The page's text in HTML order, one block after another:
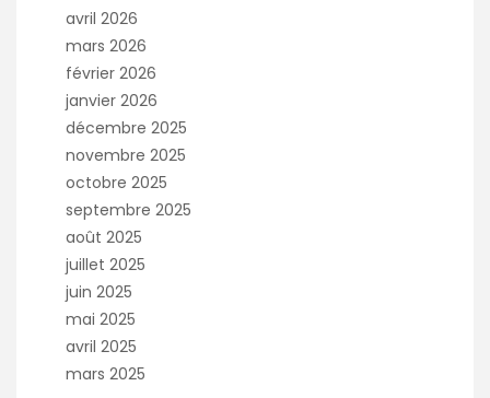
avril 2026
mars 2026
février 2026
janvier 2026
décembre 2025
novembre 2025
octobre 2025
septembre 2025
août 2025
juillet 2025
juin 2025
mai 2025
avril 2025
mars 2025